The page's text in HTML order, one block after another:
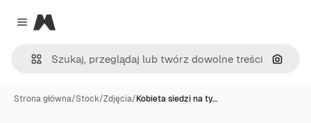
Close menu
Magnific
Szukaj
Strona główna/Stock/Zdjęcia/Kobieta siedzi na ty…